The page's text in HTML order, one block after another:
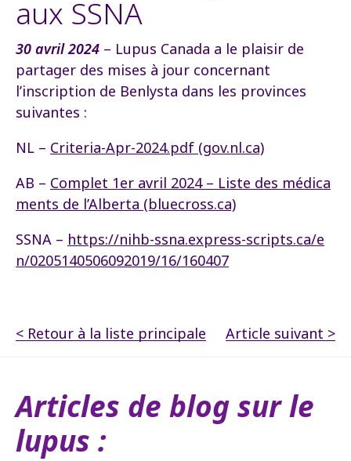
aux SSNA
30 avril 2024 – Lupus Canada a le plaisir de
partager des mises à jour concernant
l’inscription de Benlysta dans les provinces
suivantes :
NL – Criteria-Apr-2024.pdf (gov.nl.ca)
AB – Complet 1er avril 2024 – Liste des médica
ments de l’Alberta (bluecross.ca)
SSNA – https://nihb-ssna.express-scripts.ca/e
n/0205140506092019/16/160407
< Retour à la liste principale Article suivant >
Articles de blog sur le
lupus :